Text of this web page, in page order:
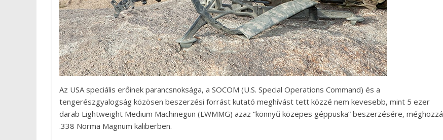
Az USA speciális erőinek parancsnoksága, a SOCOM (U.S. Special Operations Command) és a
tengerészgyalogság közösen beszerzési forrást kutató meghívást tett közzé nem kevesebb, mint 5 ezer
darab Lightweight Medium Machinegun (LWMMG) azaz “könnyű közepes géppuska” beszerzésére, méghozzá
.338 Norma Magnum kaliberben.